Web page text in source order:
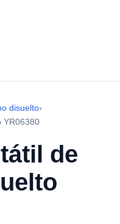
disuelto›
YR06380
de